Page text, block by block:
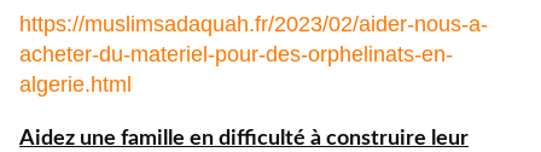
https://muslimsadaquah.fr/2023/02/aider-nous-a-
acheter-du-materiel-pour-des-orphelinats-en-
algerie.html
Aidez une famille en difficulté à construire leur